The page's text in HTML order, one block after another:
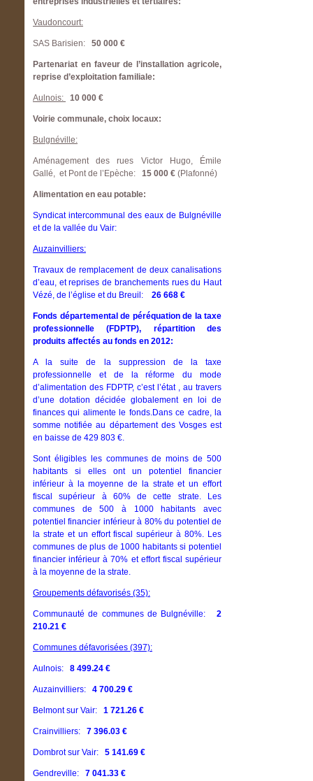
Vaudoncourt:
SAS Barisien: 50 000 €
Partenariat en faveur de l’installation agricole,
reprise d’exploitation familiale:
Aulnois: 10 000 €
Voirie communale, choix locaux:
Bulgnéville:
Aménagement des rues Victor Hugo, Émile
Gallé, et Pont de l’Epèche: 15 000 € (Plafonné)
Alimentation en eau potable:
Syndicat intercommunal des eaux de Bulgnéville
et de la vallée du Vair:
Auzainvilliers:
Travaux de remplacement de deux canalisations
d’eau, et reprises de branchements rues du Haut
Vézé, de l’église et du Breuil: 26 668 €
Fonds départemental de péréquation de la taxe
professionnelle (FDPTP), répartition des
produits affectés au fonds en 2012:
A la suite de la suppression de la taxe
professionnelle et de la réforme du mode
d’alimentation des FDPTP, c’est l’état , au travers
d’une dotation décidée globalement en loi de
finances qui alimente le fonds.Dans ce cadre, la
somme notifiée au département des Vosges est
en baisse de 429 803 €.
Sont éligibles les communes de moins de 500
habitants si elles ont un potentiel financier
inférieur à la moyenne de la strate et un effort
fiscal supérieur à 60% de cette strate. Les
communes de 500 à 1000 habitants avec
potentiel financier inférieur à 80% du potentiel de
la strate et un effort fiscal supérieur à 80%. Les
communes de plus de 1000 habitants si potentiel
financier inférieur à 70% et effort fiscal supérieur
à la moyenne de la strate.
Groupements défavorisés (35):
Communauté de communes de Bulgnéville:
2
210.21 €
Communes défavorisées (397):
Aulnois: 8 499.24 €
Auzainvilliers: 4 700.29 €
Belmont sur Vair: 1 721.26 €
Crainvilliers: 7 396.03 €
Dombrot sur Vair: 5 141.69 €
Gendreville: 7 041.33 €